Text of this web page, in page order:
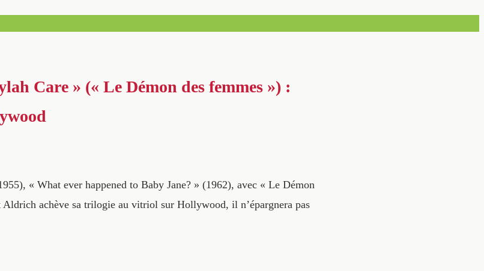
Care » (« Le Démon des femmes ») :
« What ever happened to Baby Jane? » (1962), avec « Le Démon
Aldrich achève sa trilogie au vitriol sur Hollywood, il n’épargnera pas